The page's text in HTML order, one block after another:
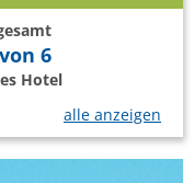
von 6
Hotel
alle anzeigen